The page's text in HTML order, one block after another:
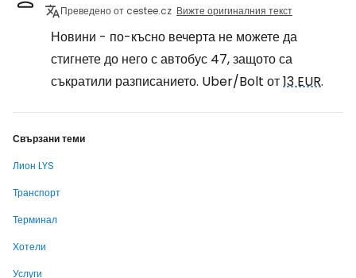
Преведено от cestee.cz Вижте оригиналния текст
Новини - по-късно вечерта не можете да
стигнете до него с автобус 47, защото са
съкратили разписанието. Uber/Bolt от13 EUR.
Свързани теми
Лион LYS
Транспорт
Терминал
Хотели
Услуги